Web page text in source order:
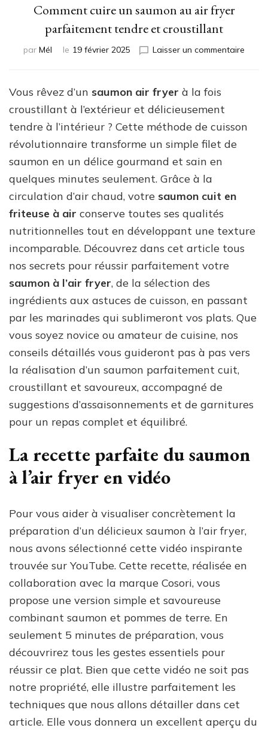
Comment cuire un saumon au air fryer
parfaitement tendre et croustillant
par Mél le 19 février 2025 Laisser un commentaire
air
Vous rêvez d’un saumon air fryer à la fois
croustillant à l’extérieur et délicieusement
tendre à l’intérieur ? Cette méthode de cuisson
révolutionnaire transforme un simple filet de
saumon en un délice gourmand et sain en
quelques minutes seulement. Grâce à la
circulation d’air chaud, votre saumon cuit en
friteuse à air conserve toutes ses qualités
nutritionnelles tout en développant une texture
incomparable. Découvrez dans cet article tous
nos secrets pour réussir parfaitement votre
saumon à l’air fryer, de la sélection des
ingrédients aux astuces de cuisson, en passant
par les marinades qui sublimeront vos plats. Que
vous soyez novice ou amateur de cuisine, nos
conseils détaillés vous guideront pas à pas vers
la réalisation d’un saumon parfaitement cuit,
croustillant et savoureux, accompagné de
suggestions d’assaisonnements et de garnitures
pour un repas complet et équilibré.
La recette parfaite du saumon
à l’air fryer en vidéo
Pour vous aider à visualiser concrètement la
préparation d’un délicieux saumon à l’air fryer,
nous avons sélectionné cette vidéo inspirante
trouvée sur YouTube. Cette recette, réalisée en
collaboration avec la marque Cosori, vous
propose une version simple et savoureuse
combinant saumon et pommes de terre. En
seulement 5 minutes de préparation, vous
découvrirez tous les gestes essentiels pour
réussir ce plat. Bien que cette vidéo ne soit pas
notre propriété, elle illustre parfaitement les
techniques que nous allons détailler dans cet
article. Elle vous donnera un excellent aperçu du